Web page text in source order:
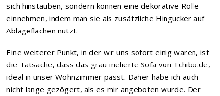
sich hinstauben, sondern können eine dekorative Rolle
einnehmen, indem man sie als zusätzliche Hingucker auf
Ablageflächen nutzt.
Eine weiterer Punkt, in der wir uns sofort einig waren, ist
die Tatsache, dass das grau melierte Sofa von Tchibo.de,
ideal in unser Wohnzimmer passt. Daher habe ich auch
nicht lange gezögert, als es mir angeboten wurde. Der